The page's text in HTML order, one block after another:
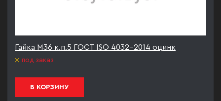
Гайка М36 к.п.5 ГОСТ ISO 4032-2014 оцинк
под заказ
В КОРЗИНУ